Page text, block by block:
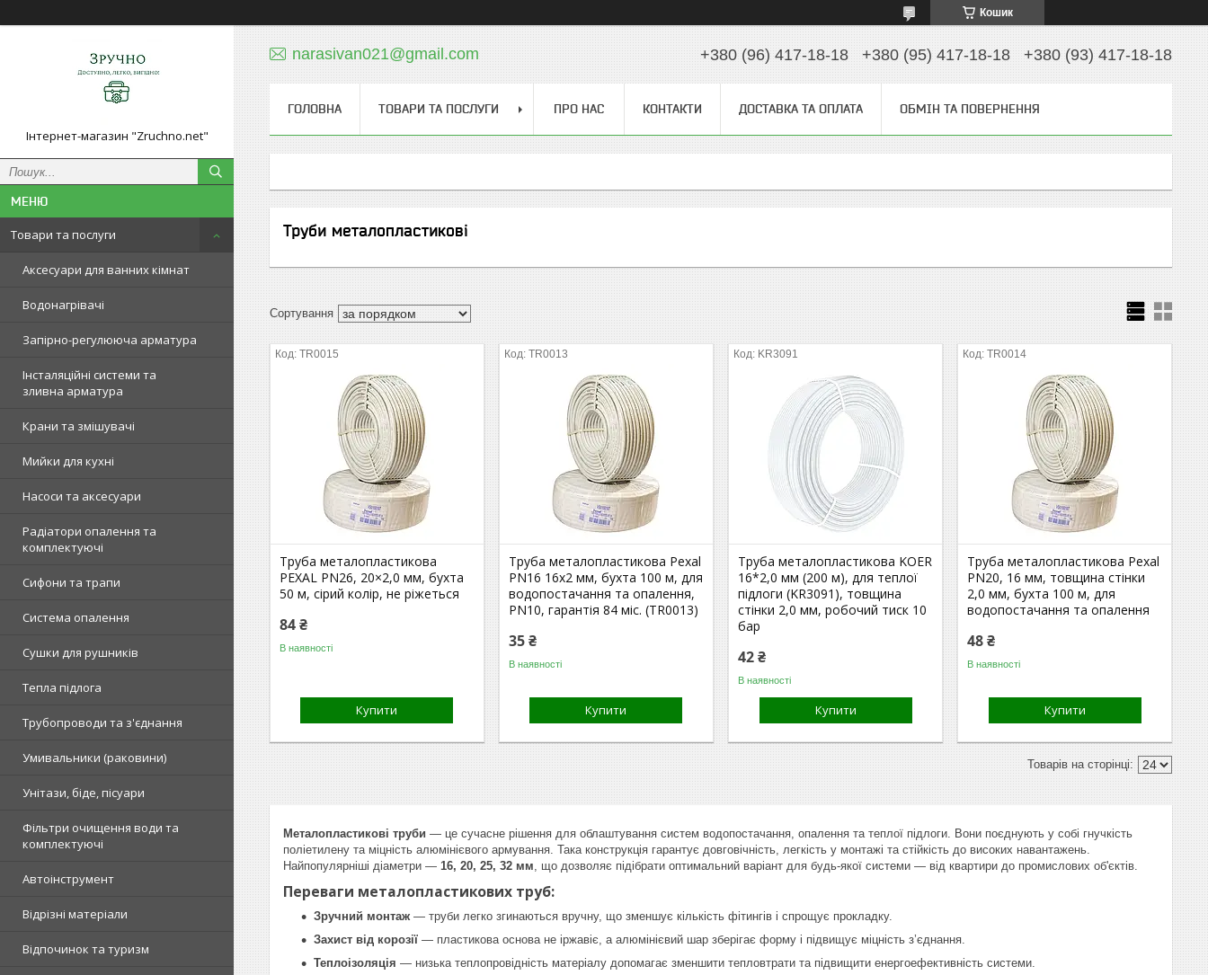
Кошик
Інтернет-магазин "Zruchno.net"
Товари та послуги
Аксесуари для ванних кімнат
Водонагрівачі
Запірно-регулююча арматура
Інсталяційні системи та
зливна арматура
Крани та змішувачі
Мийки для кухні
Насоси та аксесуари
Радіатори опалення та
комплектуючі
Сифони та трапи
Система опалення
Сушки для рушників
Тепла підлога
Трубопроводи та з'єднання
Умивальники (раковини)
Унітази, біде, пісуари
Фільтри очищення води та
комплектуючі
Автоінструмент
Відрізні матеріали
Відпочинок та туризм
narasivan021@gmail.com +380 (96) 417-18-18 +380 (95) 417-18-18 +380 (93) 417-18-18
ГОЛОВНА ТОВАРИ ТА ПОСЛУГИ ПРО НАС КОНТАКТИ ДОСТАВКА ТА ОПЛАТА ОБМІН ТА ПОВЕРНЕННЯ
Труби металопластикові
TR0015
Труба металопластикова
PEXAL PN26, 20×2,0 мм, бухта
50 м, сірий колір, не ріжеться
84 ₴
В наявності
Купити
TR0013
Труба металопластикова Pexal
PN16 16x2 мм, бухта 100 м, для
водопостачання та опалення,
PN10, гарантія 84 міс. (TR0013)
35 ₴
В наявності
Купити
KR3091
Труба металопластикова KOER
16*2,0 мм (200 м), для теплої
підлоги (KR3091), товщина
стінки 2,0 мм, робочий тиск 10
бар
42 ₴
В наявності
Купити
TR0014
Труба металопластикова Pexal
PN20, 16 мм, товщина стінки
2,0 мм, бухта 100 м, для
водопостачання та опалення
48 ₴
В наявності
Купити
Металопластикові труби — це сучасне рішення для облаштування систем водопостачання, опалення та теплої підлоги. Вони поєднують у собі гнучкість
поліетилену та міцність алюмінієвого армування. Така конструкція гарантує довговічність, легкість у монтажі та стійкість до високих навантажень.
Найпопулярніші діаметри — 16, 20, 25, 32 мм, що дозволяє підібрати оптимальний варіант для будь-якої системи — від квартири до промислових об'єктів.
Переваги металопластикових труб:
Зручний монтаж — труби легко згинаються вручну, що зменшує кількість фітингів і спрощує прокладку.
Захист від корозії — пластикова основа не іржавіє, а алюмінієвий шар зберігає форму і підвищує міцність з’єднання.
Теплоізоляція — низька теплопровідність матеріалу допомагає зменшити тепловтрати та підвищити енергоефективність системи.